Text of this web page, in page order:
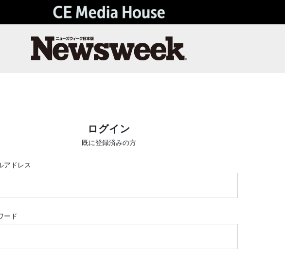
ログイン
既に登録済みの方
アドレス
ード